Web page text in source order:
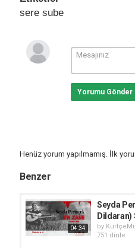
sere sube
Yorumu Gönder
Henüz yorum yapılmamış. İlk
Benzer
04:34
Seyda
Dildaran)
by
751 dinle